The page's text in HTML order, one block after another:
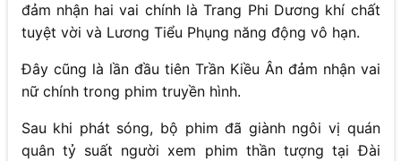
đảm nhận hai vai chính là Trang Phi Dương khí chất
tuyệt vời và Lương Tiểu Phụng năng động vô hạn.
Đây cũng là lần đầu tiên Trần Kiều Ân đảm nhận vai
nữ chính trong phim truyền hình.
Sau khi phát sóng, bộ phim đã giành ngôi vị quán
quân tỷ suất người xem phim thần tượng tại Đài